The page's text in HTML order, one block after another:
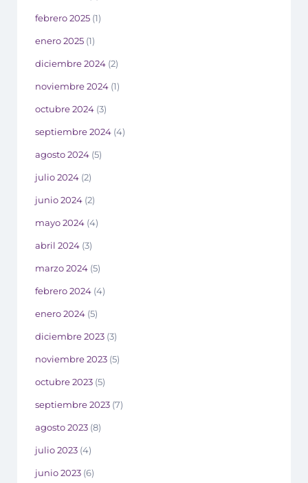
febrero 2025 (1)
enero 2025 (1)
diciembre 2024 (2)
noviembre 2024 (1)
octubre 2024 (3)
septiembre 2024 (4)
agosto 2024 (5)
julio 2024 (2)
junio 2024 (2)
mayo 2024 (4)
abril 2024 (3)
marzo 2024 (5)
febrero 2024 (4)
enero 2024 (5)
diciembre 2023 (3)
noviembre 2023 (5)
octubre 2023 (5)
septiembre 2023 (7)
agosto 2023 (8)
julio 2023 (4)
junio 2023 (6)